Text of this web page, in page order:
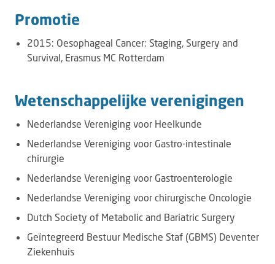
Promotie
2015: Oesophageal Cancer: Staging, Surgery and
Survival, Erasmus MC Rotterdam
Wetenschappelijke verenigingen
Nederlandse Vereniging voor Heelkunde
Nederlandse Vereniging voor Gastro-intestinale
chirurgie
Nederlandse Vereniging voor Gastroenterologie
Nederlandse Vereniging voor chirurgische Oncologie
Dutch Society of Metabolic and Bariatric Surgery
Geïntegreerd Bestuur Medische Staf (GBMS) Deventer
Ziekenhuis